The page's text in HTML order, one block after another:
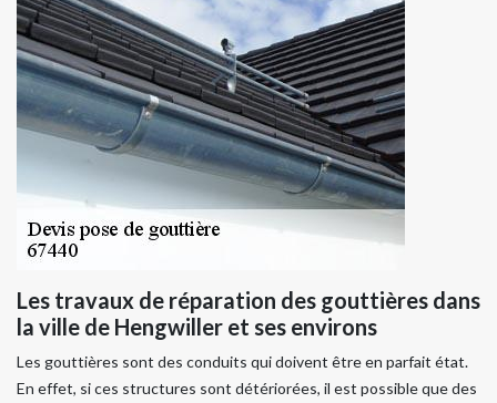
Les travaux de réparation des gouttières dans
la ville de Hengwiller et ses environs
Les gouttières sont des conduits qui doivent être en parfait état.
En effet, si ces structures sont détériorées, il est possible que des